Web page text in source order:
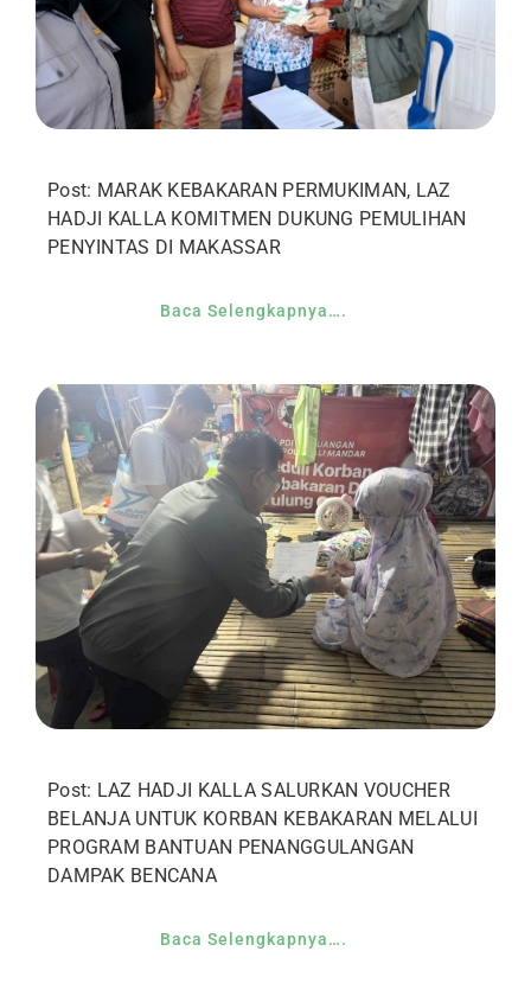
Post: MARAK KEBAKARAN PERMUKIMAN, LAZ
HADJI KALLA KOMITMEN DUKUNG PEMULIHAN
PENYINTAS DI MAKASSAR
Baca Selengkapnya….
Post: LAZ HADJI KALLA SALURKAN VOUCHER
BELANJA UNTUK KORBAN KEBAKARAN MELALUI
PROGRAM BANTUAN PENANGGULANGAN
DAMPAK BENCANA
Baca Selengkapnya….